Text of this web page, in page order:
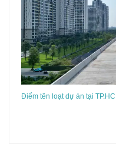
Điểm tên loạt dự án tại